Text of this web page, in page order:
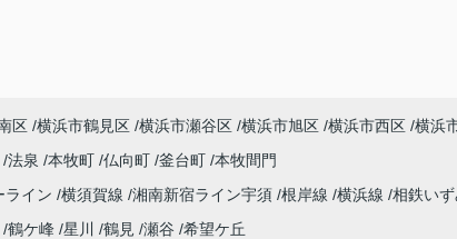
区 横浜市鶴見区 横浜市瀬谷区 横浜市旭区 横浜市西区 横浜
法泉 本牧町 仏向町 釜台町 本牧間門
ライン 横須賀線 湘南新宿ライン宇須 根岸線 横浜線 相鉄い
鶴ケ峰 星川 鶴見 瀬谷 希望ケ丘